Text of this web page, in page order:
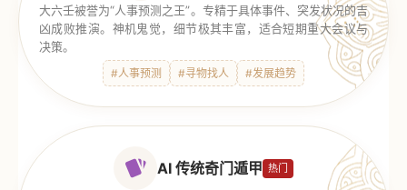
大六壬被誉为“人事预测之王”。专精于具体事件、突发状况的吉
凶成败推演。神机鬼觉，细节极其丰富，适合短期重大会议与
决策。
#人事预测 #寻物找人 #发展趋势
AI 传统奇门遁甲 热门